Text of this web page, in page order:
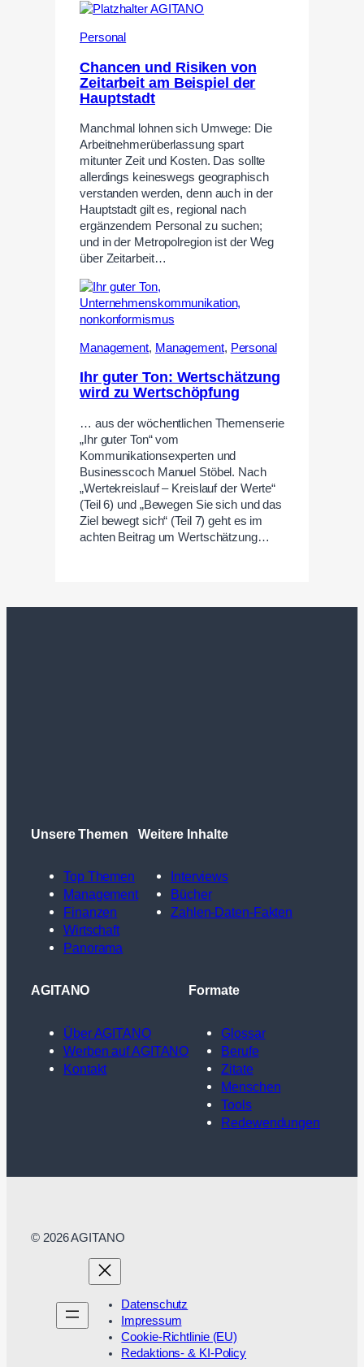
Personal
Chancen und Risiken von
Zeitarbeit am Beispiel der
Hauptstadt
Manchmal lohnen sich Umwege: Die
Arbeitnehmerüberlassung spart
mitunter Zeit und Kosten. Das sollte
allerdings keineswegs geographisch
verstanden werden, denn auch in der
Hauptstadt gilt es, regional nach
ergänzendem Personal zu suchen;
und in der Metropolregion ist der Weg
über Zeitarbeit…
Management, Management, Personal
Ihr guter Ton: Wertschätzung
wird zu Wertschöpfung
… aus der wöchentlichen Themenserie
„Ihr guter Ton“ vom
Kommunikationsexperten und
Businesscoch Manuel Stöbel. Nach
„Wertekreislauf – Kreislauf der Werte“
(Teil 6) und „Bewegen Sie sich und das
Ziel bewegt sich“ (Teil 7) geht es im
achten Beitrag um Wertschätzung…
Unsere Themen
Top Themen
Management
Finanzen
Wirtschaft
Panorama
Weitere Inhalte
Interviews
Bücher
Zahlen-Daten-Fakten
AGITANO
Über AGITANO
Werben auf AGITANO
Kontakt
Formate
Glossar
Berufe
Zitate
Menschen
Tools
Redewendungen
© 2026 AGITANO
Datenschutz
Impressum
Cookie-Richtlinie (EU)
Redaktions- & KI-Policy